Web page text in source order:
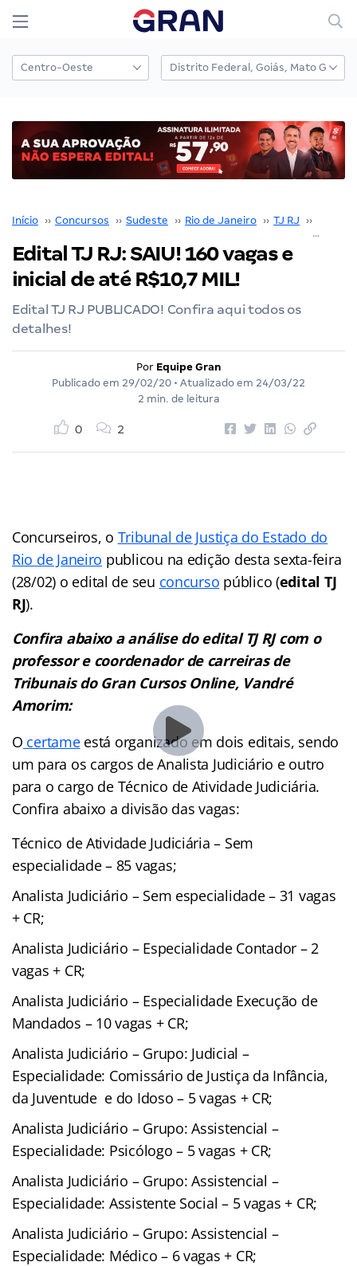
Início ›› Concursos ›› Sudeste ›› Rio de Janeiro ›› TJ RJ ››
Edital TJ RJ: SAIU! 160 vagas e
inicial de até R$10,7 MIL!
Edital TJ RJ PUBLICADO! Confira aqui todos os
detalhes!
Por Equipe Gran
Publicado em 29/02/20 • Atualizado em 24/03/22
2 min. de leitura
0 2
Concurseiros, o Tribunal de Justiça do Estado do
Rio de Janeiro publicou na edição desta sexta-feira
(28/02) o edital de seu concurso público (edital TJ
RJ).
Confira abaixo a análise do edital TJ RJ com o
professor e coordenador de carreiras de
Tribunais do Gran Cursos Online, Vandré
Amorim:
O certameestá organizado em dois editais, sendo
um para os cargos de Analista Judiciário e outro
para o cargo de Técnico de Atividade Judiciária.
Confira abaixo a divisão das vagas:
Técnico de Atividade Judiciária – Sem
especialidade – 85 vagas;
Analista Judiciário – Sem especialidade – 31 vagas
+ CR;
Analista Judiciário – Especialidade Contador – 2
vagas + CR;
Analista Judiciário – Especialidade Execução de
Mandados – 10 vagas + CR;
Analista Judiciário – Grupo: Judicial –
Especialidade: Comissário de Justiça da Infância,
da Juventude e do Idoso – 5 vagas + CR;
Analista Judiciário – Grupo: Assistencial –
Especialidade: Psicólogo – 5 vagas + CR;
Analista Judiciário – Grupo: Assistencial –
Especialidade: Assistente Social – 5 vagas + CR;
Analista Judiciário – Grupo: Assistencial –
Especialidade: Médico – 6 vagas + CR;